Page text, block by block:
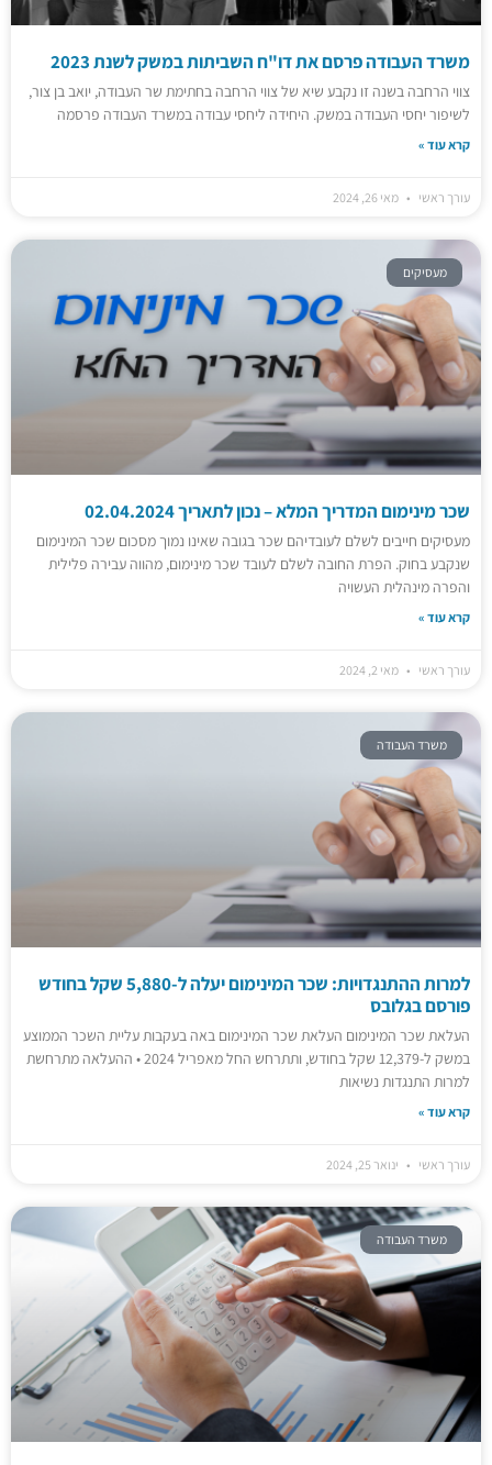
משרד העבודה פרסם את דו"ח השביתות במשק לשנת 2023
צווי הרחבה בשנה זו נקבע שיא של צווי הרחבה בחתימת שר העבודה, יואב בן צור,
לשיפור יחסי העבודה במשק. היחידה ליחסי עבודה במשרד העבודה פרסמה
קרא עוד »
עורך ראשי מאי 26, 2024
מעסיקים
שכר מינימום המדריך המלא – נכון לתאריך 02.04.2024
מעסיקים חייבים לשלם לעובדיהם שכר בגובה שאינו נמוך מסכום שכר המינימום
שנקבע בחוק. הפרת החובה לשלם לעובד שכר מינימום, מהווה עבירה פלילית
והפרה מינהלית העשויה
קרא עוד »
עורך ראשי מאי 2, 2024
משרד העבודה
למרות ההתנגדויות: שכר המינימום יעלה ל-5,880 שקל בחודש
פורסם בגלובס
העלאת שכר המינימום העלאת שכר המינימום באה בעקבות עליית השכר הממוצע
במשק ל-12,379 שקל בחודש, ותתרחש החל מאפריל 2024 • ההעלאה מתרחשת
למרות התנגדות נשיאות
קרא עוד »
עורך ראשי ינואר 25, 2024
משרד העבודה